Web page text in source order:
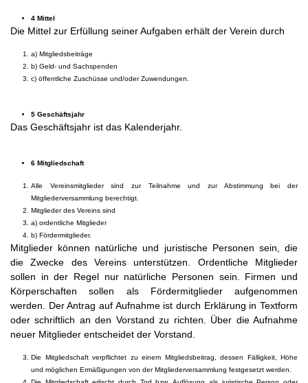
4 Mittel
Die Mittel zur Erfüllung seiner Aufgaben erhält der Verein durch
a) Mitgliedsbeiträge
b) Geld- und Sachspenden
c) öffentliche Zuschüsse und/oder Zuwendungen.
5 Geschäftsjahr
Das Geschäftsjahr ist das Kalenderjahr.
6 Mitgliedschaft
Alle Vereinsmitglieder sind zur Teilnahme und zur Abstimmung bei der
Mitgliederversammlung berechtigt.
Mitglieder des Vereins sind
a) ordentliche Mitglieder
b) Fördermitglieder.
Mitglieder können natürliche und juristische Personen sein, die
die Zwecke des Vereins unterstützen. Ordentliche Mitglieder
sollen in der Regel nur natürliche Personen sein. Firmen und
Körperschaften sollen als Fördermitglieder aufgenommen
werden. Der Antrag auf Aufnahme ist durch Erklärung in Textform
oder schriftlich an den Vorstand zu richten. Über die Aufnahme
neuer Mitglieder entscheidet der Vorstand.
Die Mitgliedschaft verpflichtet zu einem Mitgliedsbeitrag, dessen Fälligkeit, Höhe
und möglichen Ermäßigungen von der Mitgliederversammlung festgesetzt werden.